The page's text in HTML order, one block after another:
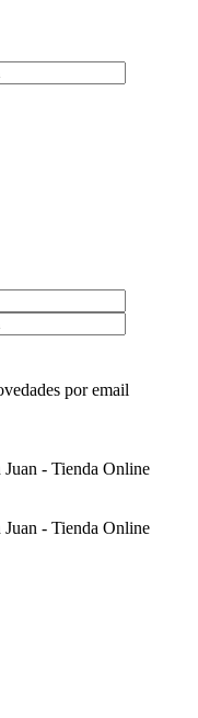
por email